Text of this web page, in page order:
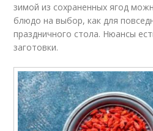
зимой из сохраненных ягод
блюдо на выбор, как для
праздничного стола. Нюансы
заготовки.